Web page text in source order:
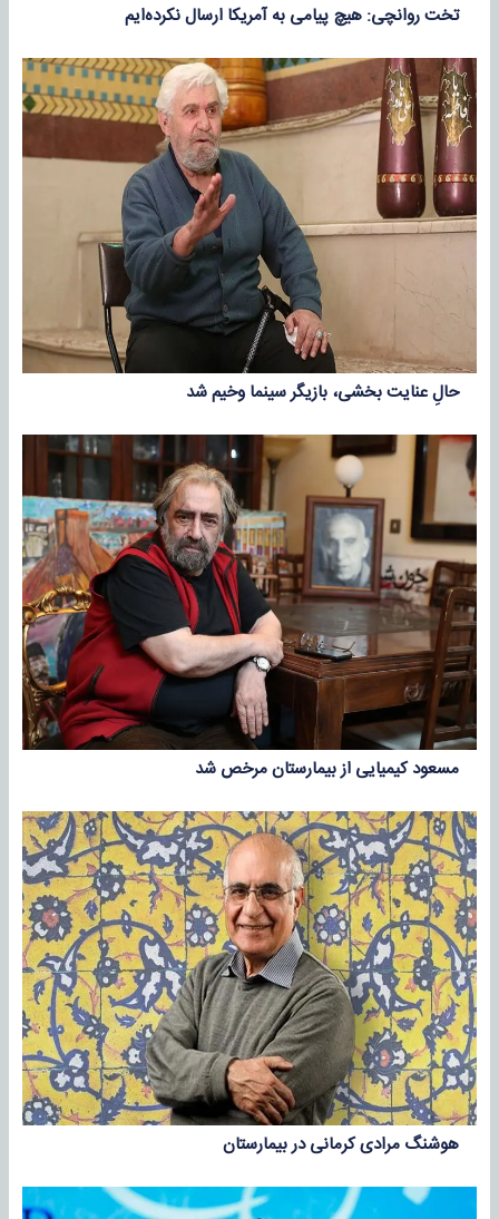
تخت روانچی: هیچ پیامی به آمریکا ارسال نکرده‌ایم
حالِ عنایت بخشی، بازیگر سینما وخیم شد
مسعود کیمیایی از بیمارستان مرخص شد
هوشنگ مرادی کرمانی در بیمارستان